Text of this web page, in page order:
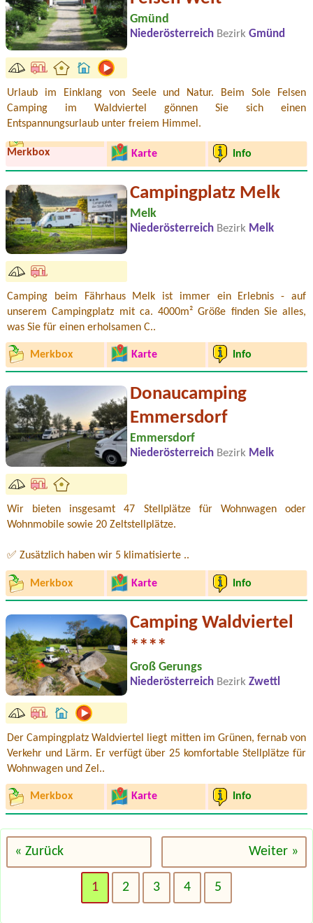
Gmünd
Niederösterreich Bezirk Gmünd
Urlaub im Einklang von Seele und Natur. Beim Sole Felsen
Camping im Waldviertel gönnen Sie sich einen
Entspannungsurlaub unter freiem Himmel.
Merkbox Karte Info
Campingplatz Melk
Melk
Niederösterreich Bezirk Melk
Camping beim Fährhaus Melk ist immer ein Erlebnis - auf
unserem Campingplatz mit ca. 4000m² Größe finden Sie alles,
was Sie für einen erholsamen C..
Merkbox Karte Info
Donaucamping
Emmersdorf
Emmersdorf
Niederösterreich Bezirk Melk
Wir bieten insgesamt 47 Stellplätze für Wohnwagen oder
Wohnmobile sowie 20 Zeltstellplätze.
✅ Zusätzlich haben wir 5 klimatisierte ..
Merkbox Karte Info
Camping Waldviertel
****
Groß Gerungs
Niederösterreich Bezirk Zwettl
Der Campingplatz Waldviertel liegt mitten im Grünen, fernab von
Verkehr und Lärm. Er verfügt über 25 komfortable Stellplätze für
Wohnwagen und Zel..
Merkbox Karte Info
« Zurück Weiter »
1 2 3 4 5